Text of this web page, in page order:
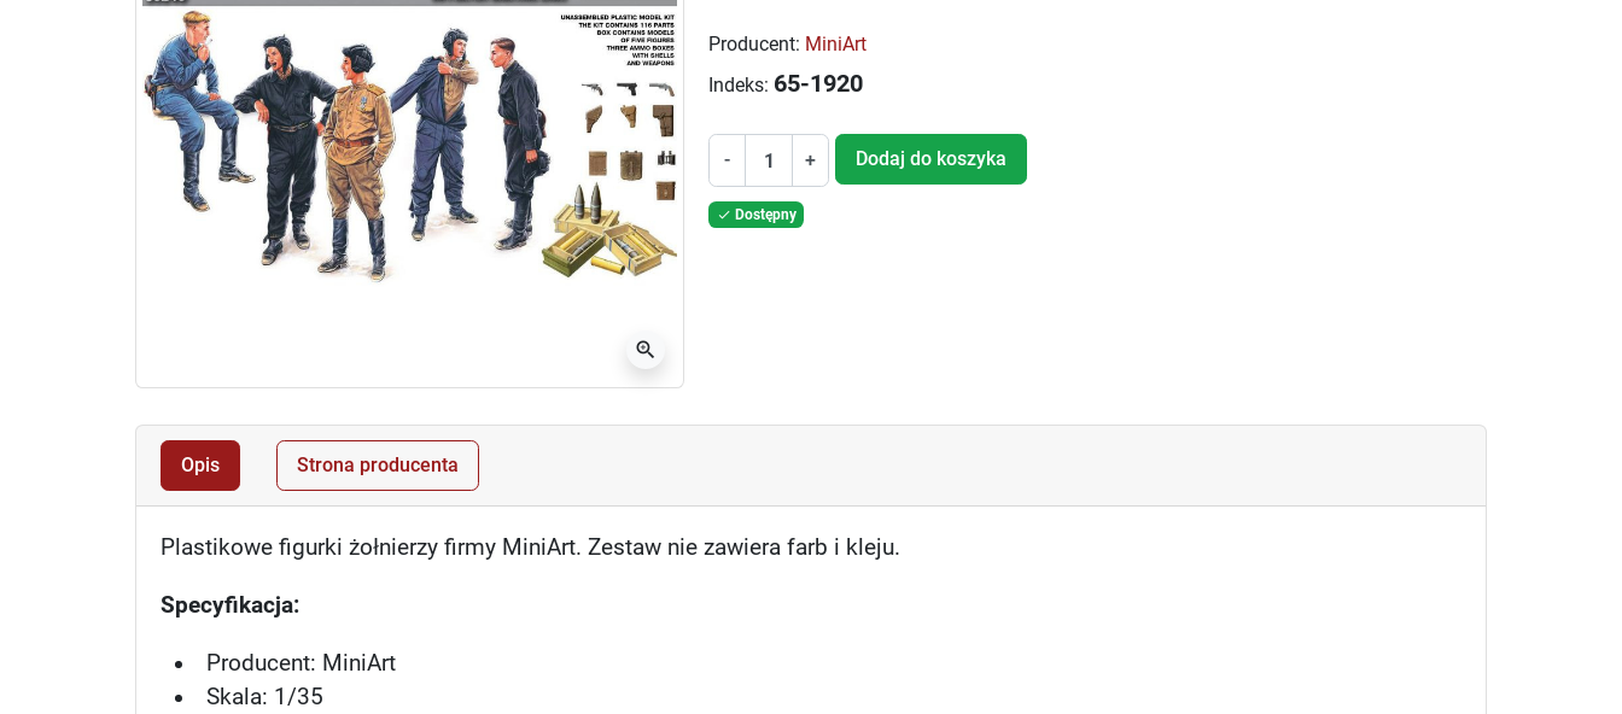
zoom_in
Producent: MiniArt
Indeks: 65-1920
- + Dodaj do koszyka
 Dostępny
Opis Strona producenta
Plastikowe figurki żołnierzy firmy MiniArt. Zestaw nie zawiera farb i kleju.
Specyfikacja:
Producent: MiniArt
Skala: 1/35